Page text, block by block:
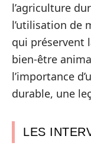
l’agriculture
l’utilisation de
qui préservent
bien-être
l’importance
durable, une
LES